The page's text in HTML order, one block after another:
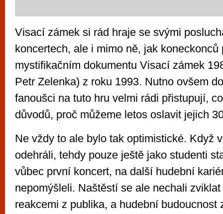
Visací zámek si rád hraje se svými
koncertech, ale i mimo ně, jak koneckonců
mystifikačním dokumentu Visací zámek
Petr Zelenka) z roku 1993. Nutno ovšem
fanoušci na tuto hru velmi rádi přistupují,
důvodů, proč můžeme letos oslavit jejich
Ne vždy to ale bylo tak optimistické. Když
odehráli, tehdy pouze ještě jako studenti
vůbec první koncert, na další hudební
nepomýšleli. Naštěstí se ale nechali
reakcemi z publika, a hudební budoucnost